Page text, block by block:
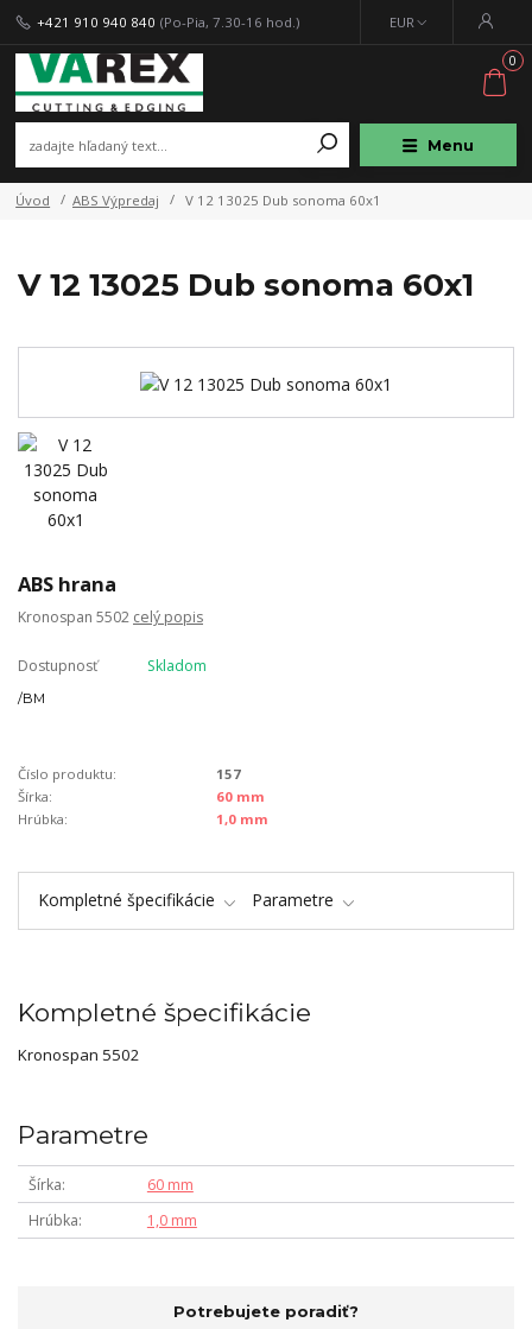
Menu
EUR
+421 910 940 840 (Po-Pia, 7.30-16 hod.)
0
Úvod ABS Výpredaj V 12 13025 Dub sonoma 60x1
V 12 13025 Dub sonoma 60x1
ABS hrana
Kronospan 5502 celý popis
Dostupnosť Skladom
/BM
Číslo produktu:
157
Šírka:
60 mm
Hrúbka:
1,0 mm
Kompletné špecifikácie Parametre
Kompletné špecifikácie
Kronospan 5502
Parametre
Šírka
60 mm
Hrúbka
1,0 mm
Potrebujete poradiť?